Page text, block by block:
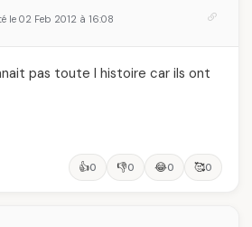
le 02 Feb 2012 à 16:08
pas toute l histoire car ils ont
👍0 👎0 😂0 🥰0